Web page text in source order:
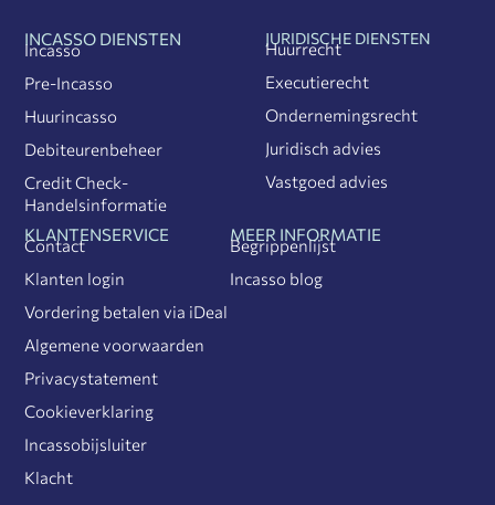
INCASSO DIENSTEN
Incasso
Pre-Incasso
Huurincasso
Debiteurenbeheer
Credit Check-
Handelsinformatie
JURIDISCHE DIENSTEN
Huurrecht
Executierecht
Ondernemingsrecht
Juridisch advies
Vastgoed advies
KLANTENSERVICE
Contact
Klanten login
Vordering betalen via iDeal
Algemene voorwaarden
Privacystatement
Cookieverklaring
Incassobijsluiter
Klacht
MEER INFORMATIE
Begrippenlijst
Incasso blog